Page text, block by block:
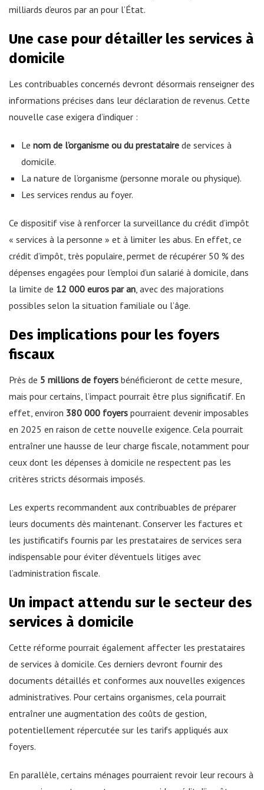
milliards d’euros par an pour l’État.
Une case pour détailler les services à
domicile
Les contribuables concernés devront désormais renseigner des
informations précises dans leur déclaration de revenus. Cette
nouvelle case exigera d’indiquer :
Le nom de l’organisme ou du prestatairede services à
domicile.
La nature de l’organisme (personne morale ou physique).
Les services rendus au foyer.
Ce dispositif vise à renforcer la surveillance du crédit d’impôt
« services à la personne » et à limiter les abus. En effet, ce
crédit d’impôt, très populaire, permet de récupérer 50 % des
dépenses engagées pour l’emploi d’un salarié à domicile, dans
la limite de 12 000 euros par an, avec des majorations
possibles selon la situation familiale ou l’âge.
Des implications pour les foyers
fiscaux
Près de 5 millions de foyers bénéficieront de cette mesure,
mais pour certains, l’impact pourrait être plus significatif. En
effet, environ 380 000 foyers pourraient devenir imposables
en 2025 en raison de cette nouvelle exigence. Cela pourrait
entraîner une hausse de leur charge fiscale, notamment pour
ceux dont les dépenses à domicile ne respectent pas les
critères stricts désormais imposés.
Les experts recommandent aux contribuables de préparer
leurs documents dès maintenant. Conserver les factures et
les justificatifs fournis par les prestataires de services sera
indispensable pour éviter d’éventuels litiges avec
l’administration fiscale.
Un impact attendu sur le secteur des
services à domicile
Cette réforme pourrait également affecter les prestataires
de services à domicile. Ces derniers devront fournir des
documents détaillés et conformes aux nouvelles exigences
administratives. Pour certains organismes, cela pourrait
entraîner une augmentation des coûts de gestion,
potentiellement répercutée sur les tarifs appliqués aux
foyers.
En parallèle, certains ménages pourraient revoir leur recours à